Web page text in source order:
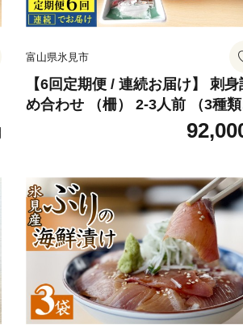
富山県氷見市
【6回定期便 / 連続お届け】 刺身
め合わせ （柵） 2-3人前 （3種類